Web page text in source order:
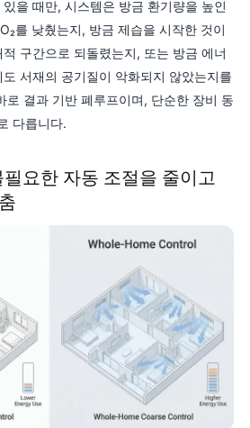
을 때만, 시스템은 방금 환기량을 높인
를 낮췄는지, 방금 제습을 시작한 것이
구간으로 되돌렸는지, 또는 방금 에너
서재의 공기질이 악화되지 않았는지를
로 결과 기반 폐루프이며, 단순한 장비 동
다릅니다.
요한 자동 조절을 줄이고